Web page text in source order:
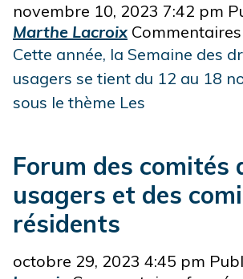
novembre 10, 2023 7:42 pm
Marthe Lacroix
Cette année, la Semaine des
usagers se tient du 12 au 18
sous le thème Les
Forum des comités
usagers et des
résidents
octobre 29, 2023 4:45 pm